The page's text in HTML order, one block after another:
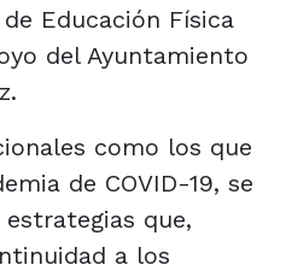
Educación Física
del Ayuntamiento
como los que
de COVID-19, se
que,
a los